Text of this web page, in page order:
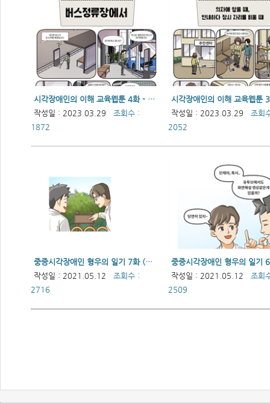
시각장애인의 이해 교육웹툰 4화 - 버스정류장에서
작성일 : 2023.03.29
조회수 :
1872
작성일 : 2023.03.29
조회
2052
중증시각장애인 형우의 일기 7화 (최종회)
작성일 : 2021.05.12
조회수 :
2716
중증시각장애인 형우의 일기
작성일 : 2021.05.12
조회
2509